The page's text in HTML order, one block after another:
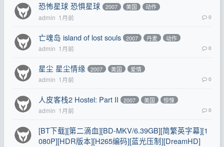
恐怖星球 恐惧星球 2007 美国 动作
admin 1月前 0
亡魂岛 island of lost souls 2007 丹麦 动作
admin 1月前 0
星尘 星尘情缘 2007 美国 爱情
admin 1月前 0
人皮客栈2 Hostel: Part II 2007 美国 惊悚
admin 1月前 0
[BT下载][第二滴血][BD-MKV/6.39GB][简繁英字幕][1
080P][HDR版本][H265编码][蓝光压制][DreamHD]